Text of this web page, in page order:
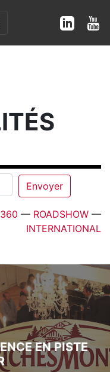
360 — ROADSHOW —
INTERNATIONAL
EN PISTE